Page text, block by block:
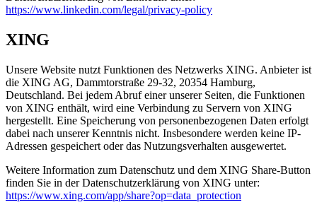
https://www.linkedin.com/legal/privacy-policy
XING
Unsere Website nutzt Funktionen des Netzwerks XING. Anbieter ist
die XING AG, Dammtorstraße 29-32, 20354 Hamburg,
Deutschland. Bei jedem Abruf einer unserer Seiten, die Funktionen
von XING enthält, wird eine Verbindung zu Servern von XING
hergestellt. Eine Speicherung von personenbezogenen Daten erfolgt
dabei nach unserer Kenntnis nicht. Insbesondere werden keine IP-
Adressen gespeichert oder das Nutzungsverhalten ausgewertet.
Weitere Information zum Datenschutz und dem XING Share-Button
finden Sie in der Datenschutzerklärung von XING unter:
https://www.xing.com/app/share?op=data_protection